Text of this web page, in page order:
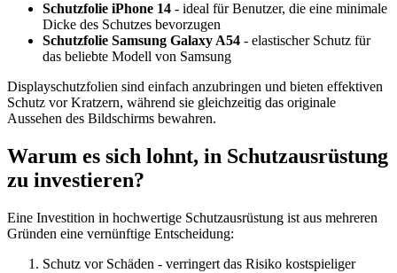
Schutzfolie iPhone 14 - ideal für Benutzer, die eine minimale
Dicke des Schutzes bevorzugen
Schutzfolie Samsung Galaxy A54 - elastischer Schutz für
das beliebte Modell von Samsung
Displayschutzfolien sind einfach anzubringen und bieten effektiven
Schutz vor Kratzern, während sie gleichzeitig das originale
Aussehen des Bildschirms bewahren.
Warum es sich lohnt, in Schutzausrüstung
zu investieren?
Eine Investition in hochwertige Schutzausrüstung ist aus mehreren
Gründen eine vernünftige Entscheidung:
Schutz vor Schäden - verringert das Risiko kostspieliger